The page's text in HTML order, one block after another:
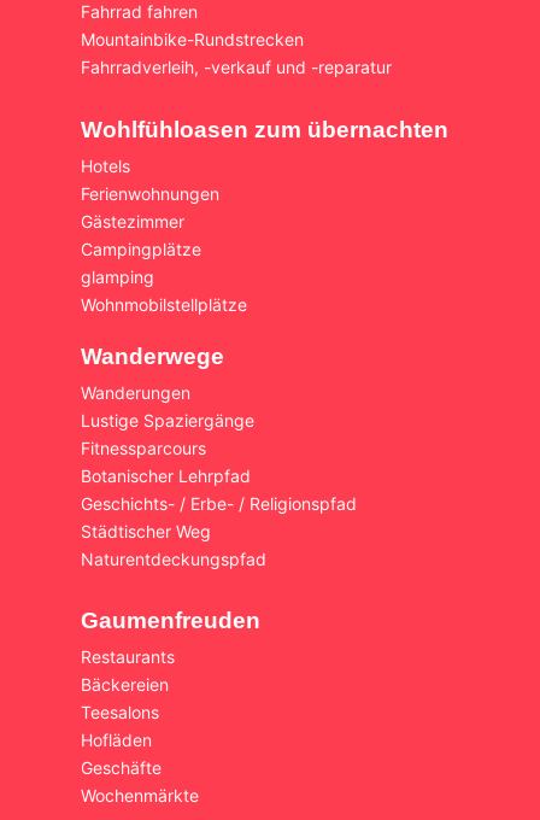
Fahrrad fahren
Mountainbike-Rundstrecken
Fahrradverleih, -verkauf und -reparatur
Wohlfühloasen zum übernachten
Hotels
Ferienwohnungen
Gästezimmer
Campingplätze
glamping
Wohnmobilstellplätze
Wanderwege
Wanderungen
Lustige Spaziergänge
Fitnessparcours
Botanischer Lehrpfad
Geschichts- / Erbe- / Religionspfad
Städtischer Weg
Naturentdeckungspfad
Gaumenfreuden
Restaurants
Bäckereien
Teesalons
Hofläden
Geschäfte
Wochenmärkte